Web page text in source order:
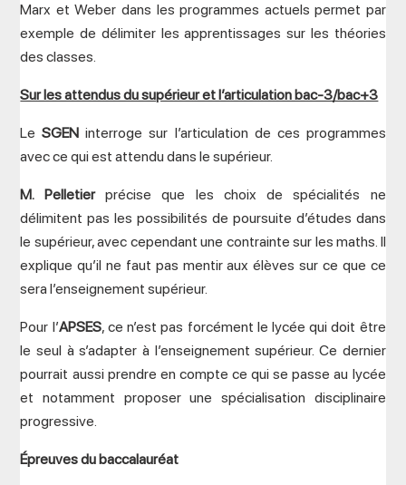
Marx et Weber dans les programmes actuels permet par
exemple de délimiter les apprentissages sur les théories
des classes.
Sur les attendus du supérieur et l’articulation bac-3/bac+3
LeSGEN interroge sur l’articulation de ces programmes
avec ce qui est attendu dans le supérieur.
M. Pelletierprécise que les choix de spécialités ne
délimitent pas les possibilités de poursuite d’études dans
le supérieur, avec cependant une contrainte sur les maths. Il
explique qu’il ne faut pas mentir aux élèves sur ce que ce
sera l’enseignement supérieur.
Pour l’APSES, ce n’est pas forcément le lycée qui doit être
le seul à s’adapter à l’enseignement supérieur. Ce dernier
pourrait aussi prendre en compte ce qui se passe au lycée
et notamment proposer une spécialisation disciplinaire
progressive.
Épreuves du baccalauréat